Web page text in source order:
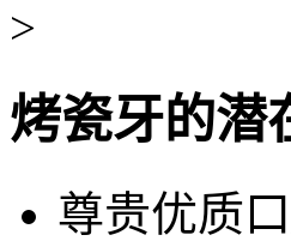
>
烤瓷牙的潜
尊贵优质